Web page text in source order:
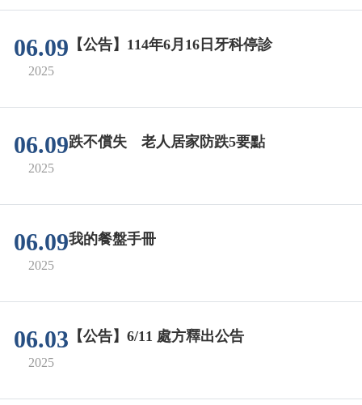
06.09
2025
【公告】114年6月16日牙科停診
06.09
2025
跌不償失 老人居家防跌5要點
06.09
2025
我的餐盤手冊
06.03
2025
【公告】6/11 處方釋出公告